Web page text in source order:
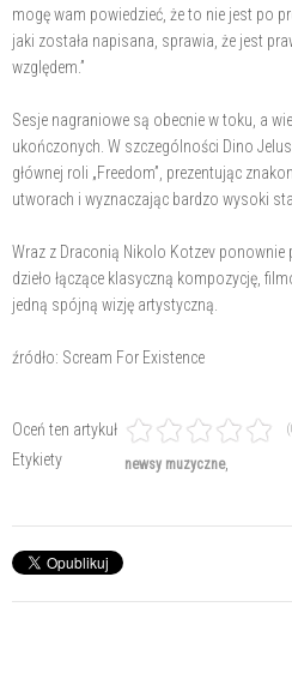
mogę wam powiedzieć, że to nie jest po
jaki została napisana, sprawia, że jest
względem.”
Sesje nagraniowe są obecnie w toku, a
ukończonych. W szczególności Dino
głównej roli „Freedom”, prezentując
utworach i wyznaczając bardzo wysoki
Wraz z Draconią Nikolo Kotzev
dzieło łączące klasyczną kompozycję,
jedną spójną wizję artystyczną.
źródło: Scream For Existence
Oceń ten artykuł
Etykiety newsy muzyczne